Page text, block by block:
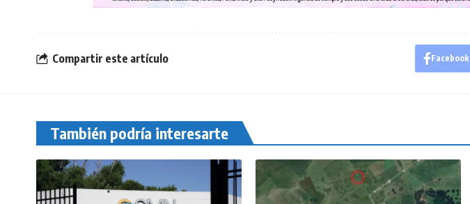
Compartir este artículo Facebook
También podría interesarte